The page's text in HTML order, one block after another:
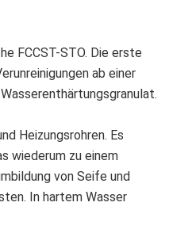
FCCST-STO. Die erste
ab einer
Heizungsrohren. Es
wiederum zu einem
von Seife und
In hartem Wasser